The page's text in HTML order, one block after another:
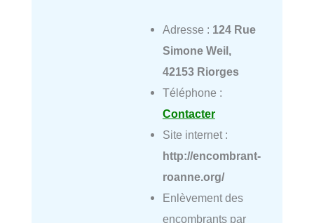
Adresse : 124 Rue
Simone Weil,
42153 Riorges
Téléphone :
Contacter
Site internet :
http://encombrant-
roanne.org/
Enlèvement des
encombrants par